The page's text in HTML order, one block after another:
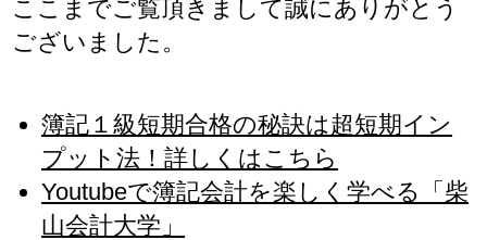
ここまでご覧頂きまして誠にありがとう
ございました。
簿記１級短期合格の秘訣は超短期イン
プット法！詳しくはこちら
Youtubeで簿記会計を楽しく学べる「柴
山会計大学」